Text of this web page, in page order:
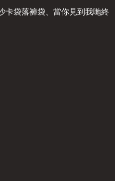
卡袋落褲袋、當你見到我哋終